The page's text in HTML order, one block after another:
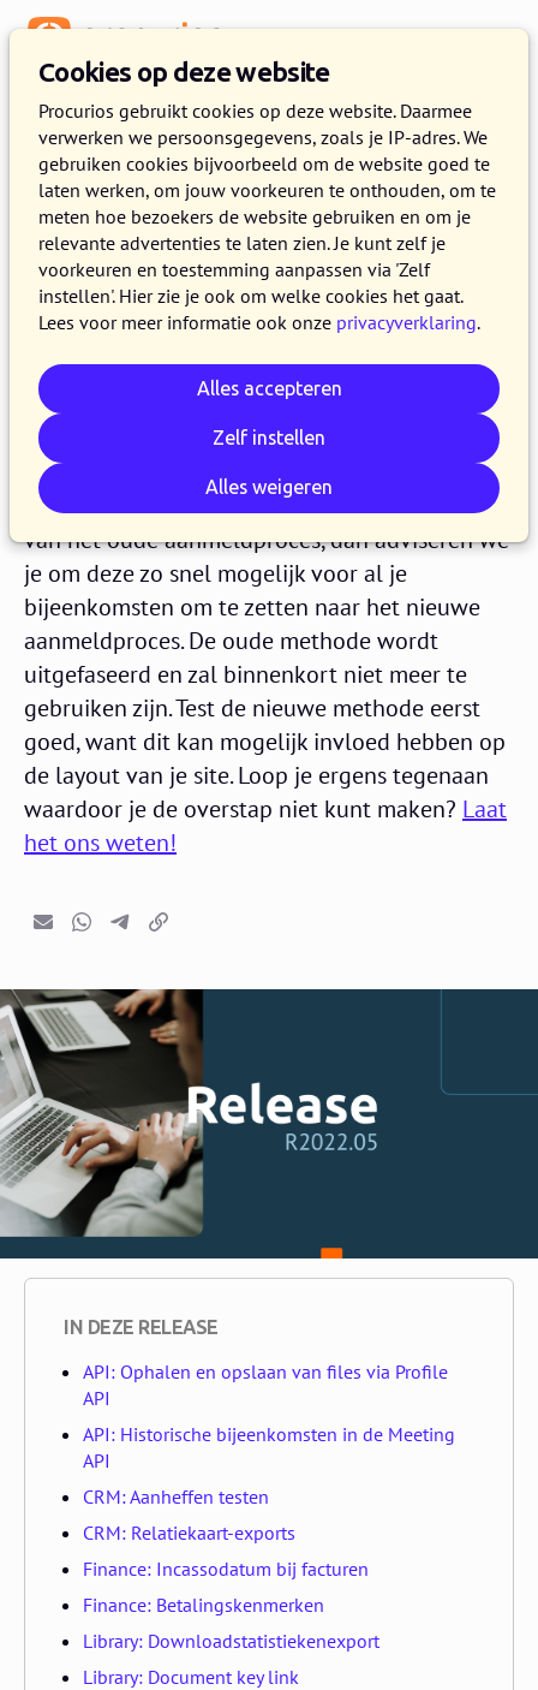
Cookies op deze website
Procurios gebruikt cookies op deze website. Daarmee
verwerken we persoonsgegevens, zoals je IP-adres. We
gebruiken cookies bijvoorbeeld om de website goed te
laten werken, om jouw voorkeuren te onthouden, om te
meten hoe bezoekers de website gebruiken en om je
relevante advertenties te laten zien. Je kunt zelf je
voorkeuren en toestemming aanpassen via 'Zelf
instellen'. Hier zie je ook om welke cookies het gaat.
Lees voor meer informatie ook onze privacyverklaring.
Alles accepteren
Zelf instellen
Alles weigeren
Release 2022.05
26 APRIL 2022 7 MINUTEN LEZEN
In de loop van donderdag 28 april 2022 maken
alle klanten op de productieversie van het
Procurios Platform gebruik van release 2022.05.
In dit blog lees je wat nieuw is en wat is
verbeterd. Kijk voor meer informatie over de
verschillende versies van het platform op de
release pagina
ofschrijf je in voor één van de
release webinars
We wijzen je er bij deze nog
eens op dat het aanmeldproces in Meeting &
Eventsis vernieuwd.Als je nog gebruikmaakt
van het oude aanmeldproces, dan adviseren we
je om deze zo snel mogelijk voor al je
bijeenkomsten om te zetten naar het nieuwe
aanmeldproces. De oude methode wordt
uitgefaseerd en zal binnenkort niet meer te
gebruiken zijn. Test de nieuwe methode eerst
goed, want dit kan mogelijk invloed hebben op
de layout van je site. Loop je ergens tegenaan
waardoor je de overstap niet kunt maken? Laat
het ons weten!
E-mailWhatsapp
TelegramKopieer link
IN DEZE RELEASE
API: Ophalen en opslaan van files via Profile
API
API: Historische bijeenkomsten in de Meeting
API
CRM: Aanheffen testen
CRM: Relatiekaart-exports
Finance: Incassodatum bij facturen
Finance: Betalingskenmerken
Library: Downloadstatistiekenexport
Library: Document key link